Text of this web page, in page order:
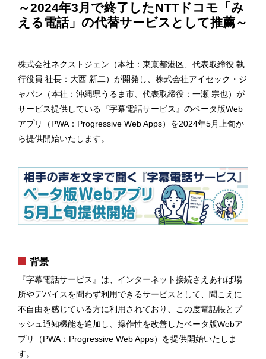
～2024年3月で終了したNTTドコモ「み
える電話」の代替サービスとして推薦～
株式会社ネクストジェン（本社：東京都港区、代表取締役 執
行役員 社長：大西 新二）が開発し、株式会社アイセック・ジ
ャパン（本社：沖縄県うるま市、代表取締役：一瀬 宗也）が
サービス提供している『字幕電話サービス』のベータ版Web
アプリ（PWA：Progressive Web Apps）を2024年5月上旬か
ら提供開始いたします。
背景
『字幕電話サービス』は、インターネット接続さえあれば場
所やデバイスを問わず利用できるサービスとして、聞こえに
不自由を感じている方に利用されており、この度電話帳とプ
ッシュ通知機能を追加し、操作性を改善したベータ版Webア
プリ（PWA：Progressive Web Apps）を提供開始いたしま
す。